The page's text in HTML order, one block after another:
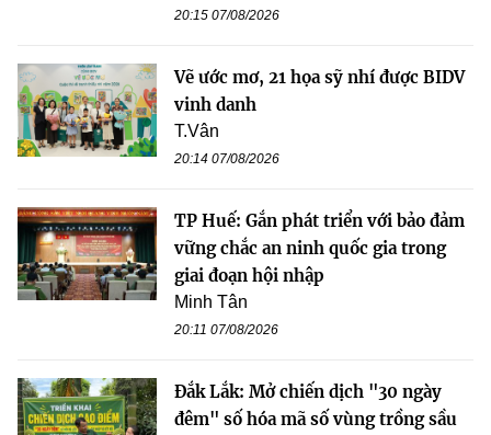
20:15 07/08/2026
Vẽ ước mơ, 21 họa sỹ nhí được BIDV
vinh danh
T.Vân
20:14 07/08/2026
TP Huế: Gắn phát triển với bảo đảm
vững chắc an ninh quốc gia trong
giai đoạn hội nhập
Minh Tân
20:11 07/08/2026
Đắk Lắk: Mở chiến dịch "30 ngày
đêm" số hóa mã số vùng trồng sầu